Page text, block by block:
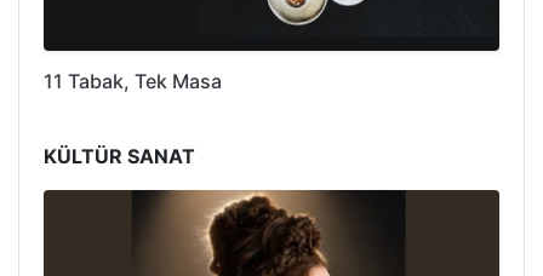
11 Tabak, Tek Masa
KÜLTÜR SANAT